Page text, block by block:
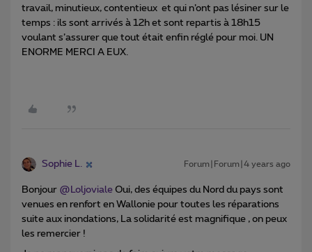
travail, minutieux, contentieux et qui n’ont pas lésiner sur le
temps : ils sont arrivés à 12h et sont repartis à 18h15
voulant s’assurer que tout était enfin réglé pour moi. UN
ENORME MERCI A EUX.
Sophie L. Forum|Forum|4 years ago
Bonjour @Loljoviale Oui, des équipes du Nord du pays sont
venues en renfort en Wallonie pour toutes les réparations
suite aux inondations, La solidarité est magnifique , on peux
les remercier !